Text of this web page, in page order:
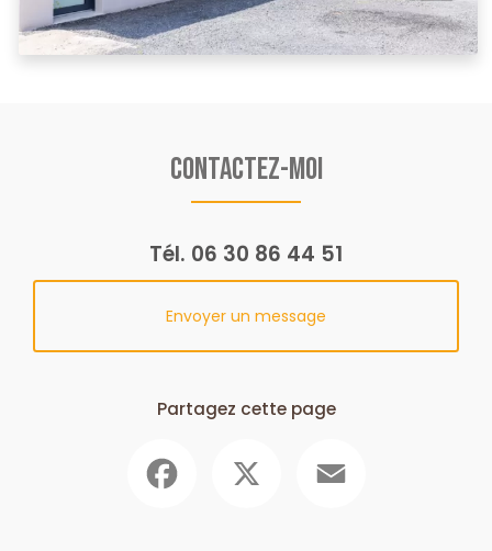
Contactez-moi
Tél. 06 30 86 44 51
Envoyer un message
Partagez cette page